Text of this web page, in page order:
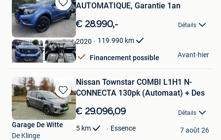
Sauvegarder
dans
Mes
Favoris
AUTOMATIQUE, Garantie 1an
€ 28.990,- Détails
2020 119.990 km
Financement possible
My Style Car
Fosses-La-Ville
Avant-hier
Sauvegarder
dans
Mes
Favoris
Nissan Townstar COMBI L1H1 N-
CONNECTA 130pk (Automaat) + Des
€ 29.096,09 Détails
5 km Essence
Garage De Witte
De Klinge
7 août 26